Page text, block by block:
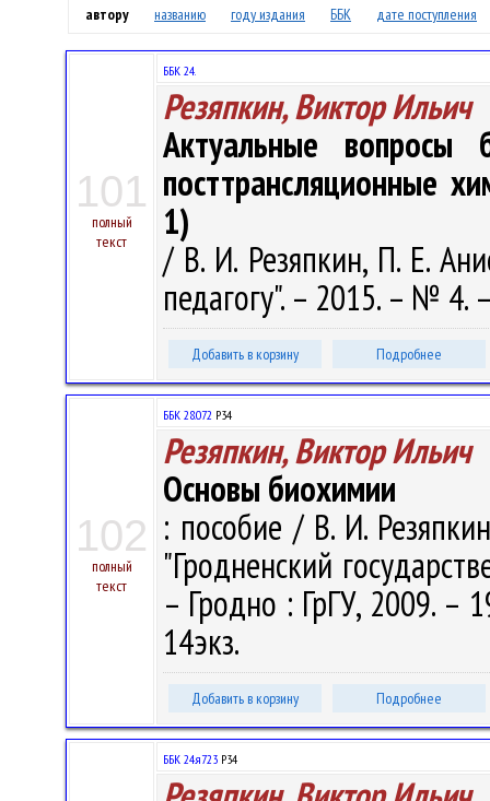
автору
названию году издания ББК дате поступления
101
полный
текст
ББК 24.
Резяпкин, Виктор Ильич
Актуальные вопросы
посттрансляционные
1)
/ В. И. Резяпкин, П. Е.
педагогу". – 2015. – № 4.
Добавить в корзину Подробнее
102
полный
текст
ББК 28.072 Р34
Резяпкин, Виктор Ильич
Основы биохимии
: пособие / В. И.
"Гродненский
– Гродно : ГрГУ, 2009. –
14экз.
Добавить в корзину Подробнее
ББК 24.я723 Р34